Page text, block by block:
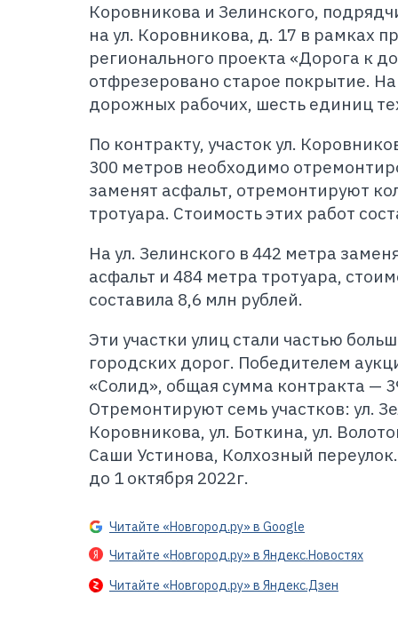
Коровникова и Зелинского,
на ул. Коровникова, д. 17 в рамках
регионального проекта «Дорога к
отфрезеровано старое покрытие.
дорожных рабочих, шесть единиц
По контракту, участок ул.
300 метров необходимо
заменят асфальт, отремонтируют
тротуара. Стоимость этих работ
На ул. Зелинского в 442 метра
асфальт и 484 метра тротуара,
составила 8,6 млн рублей.
Эти участки улиц стали частью
городских дорог. Победителем
«Солид», общая сумма контракта —
Отремонтируют семь участков: ул.
Коровникова, ул. Боткина, ул.
Саши Устинова, Колхозный
до 1 октября 2022г.
Читайте «Новгород.ру» в Google
Читайте «Новгород.ру» в Яндекс.Новостях
Читайте «Новгород.ру» в Яндекс.Дзен